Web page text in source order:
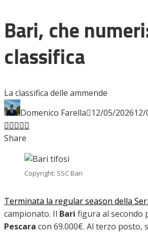
Giovanili
Le pagelle
FOCUS
CALCIOMERCATO
Bari, che
classifica
La classifica delle ammende
Domenico Farella 12/05/2026
Facebook
Twitter
LinkedIn
Pinterest
Stumbleupon
Share
Copyright: SSC Bari
Terminata la regular season della
campionato. Il Bari figura al secondo
Pescara con 69.000€. Al terzo posto,